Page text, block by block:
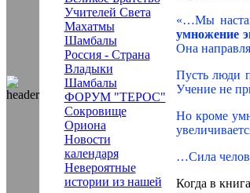
Учителей Света
Махатмы
Шамбалы
Россия - Страна
Владыки
Шамбалы
ФОРУМ "ТЕРОС"
Сокровище
Ориона
Новости
календаря
Невероятные
истории из нашей
«…Мы
умножение
Она
Пусть люди
Учение не
Но кроме
…Сила
Когда в